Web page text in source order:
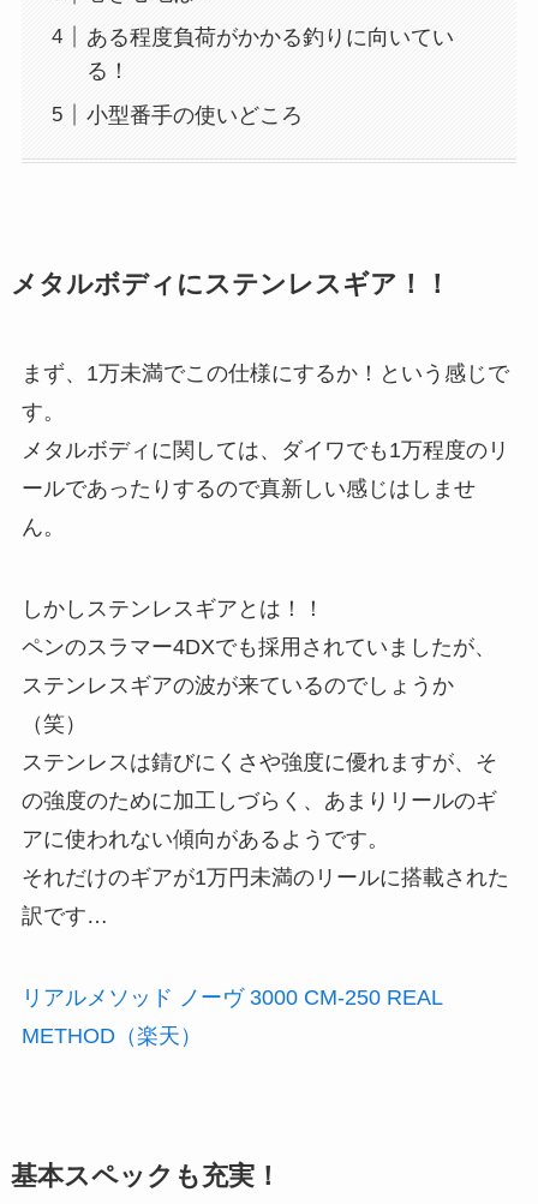
ある程度負荷がかかる釣りに向いてい
る！
小型番手の使いどころ
メタルボディにステンレスギア！！
まず、1万未満でこの仕様にするか！という感じで
す。
メタルボディに関しては、ダイワでも1万程度のリ
ールであったりするので真新しい感じはしませ
ん。
しかしステンレスギアとは！！
ペンのスラマー4DXでも採用されていましたが、
ステンレスギアの波が来ているのでしょうか
（笑）
ステンレスは錆びにくさや強度に優れますが、そ
の強度のために加工しづらく、あまりリールのギ
アに使われない傾向があるようです。
それだけのギアが1万円未満のリールに搭載された
訳です…
リアルメソッド ノーヴ 3000 CM-250 REAL
METHOD（楽天）
基本スペックも充実！